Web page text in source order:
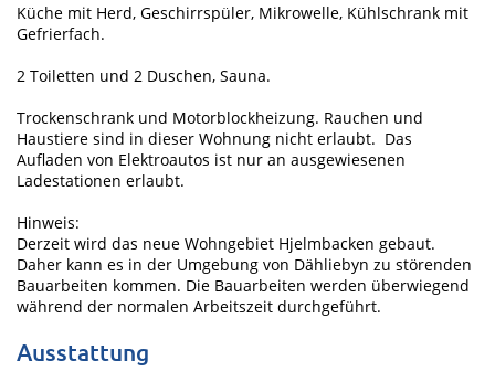
Küche mit Herd, Geschirrspüler, Mikrowelle, Kühlschrank mit
Gefrierfach.
2 Toiletten und 2 Duschen, Sauna.
Trockenschrank und Motorblockheizung. Rauchen und
Haustiere sind in dieser Wohnung nicht erlaubt. Das
Aufladen von Elektroautos ist nur an ausgewiesenen
Ladestationen erlaubt.
Hinweis:
Derzeit wird das neue Wohngebiet Hjelmbacken gebaut.
Daher kann es in der Umgebung von Dähliebyn zu störenden
Bauarbeiten kommen. Die Bauarbeiten werden überwiegend
während der normalen Arbeitszeit durchgeführt.
Ausstattung